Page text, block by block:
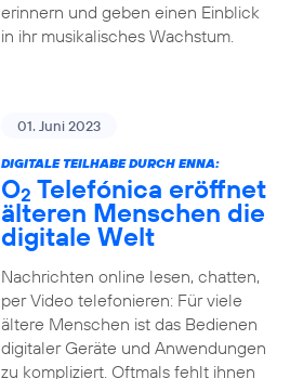
erinnern und geben einen Einblick
in ihr musikalisches Wachstum.
01. Juni 2023
DIGITALE TEILHABE DURCH ENNA:
O2 Telefónica eröffnet
älteren Menschen die
digitale Welt
Nachrichten online lesen, chatten,
per Video telefonieren: Für viele
ältere Menschen ist das Bedienen
digitaler Geräte und Anwendungen
zu kompliziert. Oftmals fehlt ihnen